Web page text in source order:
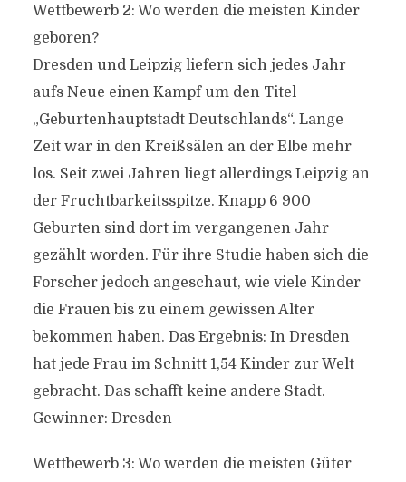
Wettbewerb 2: Wo werden die meisten Kinder
geboren?
Dresden und Leipzig liefern sich jedes Jahr
aufs Neue einen Kampf um den Titel
„Geburtenhauptstadt Deutschlands“. Lange
Zeit war in den Kreißsälen an der Elbe mehr
los. Seit zwei Jahren liegt allerdings Leipzig an
der Fruchtbarkeitsspitze. Knapp 6 900
Geburten sind dort im vergangenen Jahr
gezählt worden. Für ihre Studie haben sich die
Forscher jedoch angeschaut, wie viele Kinder
die Frauen bis zu einem gewissen Alter
bekommen haben. Das Ergebnis: In Dresden
hat jede Frau im Schnitt 1,54 Kinder zur Welt
gebracht. Das schafft keine andere Stadt.
Gewinner: Dresden
Wettbewerb 3: Wo werden die meisten Güter